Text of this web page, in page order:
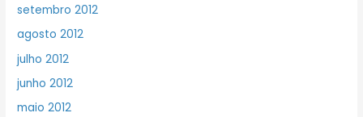
setembro 2012
agosto 2012
julho 2012
junho 2012
maio 2012